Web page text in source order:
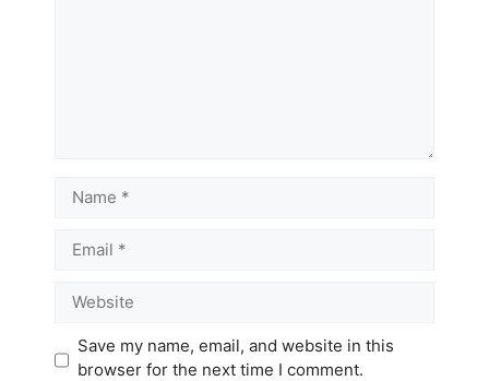
Name
Email
Website
Save my name, email, and website in this
browser for the next time I comment.